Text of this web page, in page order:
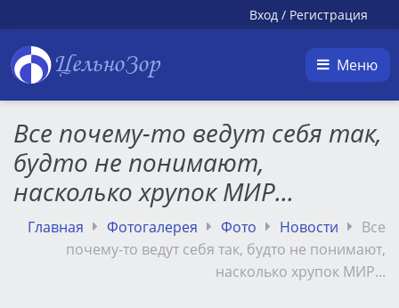
Вход / Регистрация
ЦельноЗор Меню
Все почему-то ведут себя так,
будто не понимают,
насколько хрупок МИР...
Главная Фотогалерея Фото Новости
Все
почему-то ведут себя так, будто не понимают,
насколько хрупок МИР...